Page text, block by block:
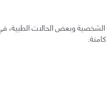
الشخصية وبعض الحالات الطبية،